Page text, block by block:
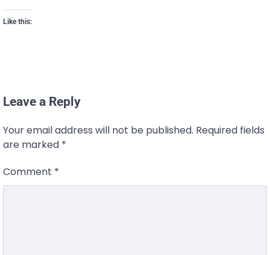
Like this:
Leave a Reply
Your email address will not be published. Required fields
are marked *
Comment *